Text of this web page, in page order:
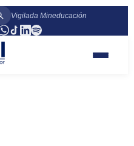
Vigilada Mineducación